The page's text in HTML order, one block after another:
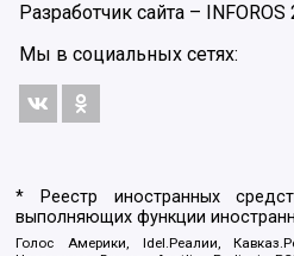
Разработчик сайта –
INFOROS
Мы в социальных сетях:
* Реестр иностранных
выполняющих функции
Голос Америки, Idel.Реалии,